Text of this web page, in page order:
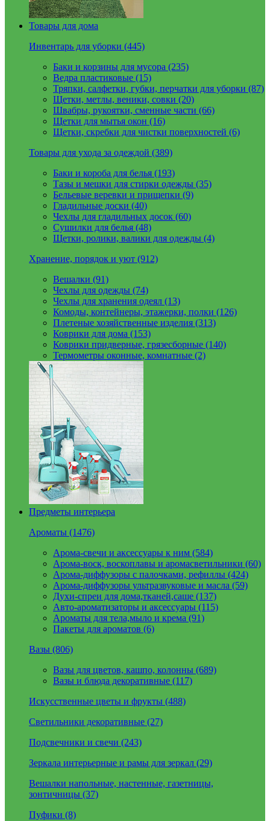
Товары для дома
Инвентарь для уборки (445)
Баки и корзины для мусора (235)
Ведра пластиковые (15)
Тряпки, салфетки, губки, перчатки для уборки (87)
Щетки, метлы, веники, совки (20)
Швабры, рукоятки, сменные части (66)
Щетки для мытья окон (16)
Щетки, скребки для чистки поверхностей (6)
Товары для ухода за одеждой (389)
Баки и короба для белья (193)
Тазы и мешки для стирки одежды (35)
Бельевые веревки и прищепки (9)
Гладильные доски (40)
Чехлы для гладильных досок (60)
Сушилки для белья (48)
Щетки, ролики, валики для одежды (4)
Хранение, порядок и уют (912)
Вешалки (91)
Чехлы для одежды (74)
Чехлы для хранения одеял (13)
Комоды, контейнеры, этажерки, полки (126)
Плетеные хозяйственные изделия (313)
Коврики для дома (153)
Коврики придверные, грязесборные (140)
Термометры оконные, комнатные (2)
Предметы интерьера
Ароматы (1476)
Арома-свечи и аксессуары к ним (584)
Арома-воск, воскоплавы и аромасветильники (60)
Арома-диффузоры с палочками, рефиллы (424)
Арома-диффузоры ультразвуковые и масла (59)
Духи-спреи для дома,тканей,саше (137)
Авто-ароматизаторы и аксессуары (115)
Ароматы для тела,мыло и крема (91)
Пакеты для ароматов (6)
Вазы (806)
Вазы для цветов, кашпо, колонны (689)
Вазы и блюда декоративные (117)
Искусственные цветы и фрукты (488)
Светильники декоративные (27)
Подсвечники и свечи (243)
Зеркала интерьерные и рамы для зеркал (29)
Вешалки напольные, настенные, газетницы,
зонтичницы (37)
Пуфики (8)